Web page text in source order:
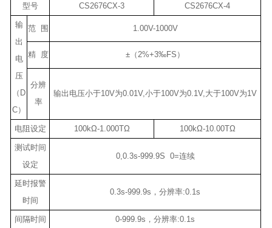
型号 CS2676CX-3 CS2676CX-4
输
出
电
压
（D
C）
范 围 1.00V-1000V
精 度 ±（2%+3‰FS）
分辨
率
输出电压小于10V为0.01V,小于100V为0.1V,大于100V为1V
电阻设定 100kΩ-1.000TΩ 100kΩ-10.00TΩ
测试时间
设定
0,0.3s-999.9S 0=连续
延时报警
时间
0.3s-999.9s，分辨率:0.1s
间隔时间 0-999.9s，分辨率:0.1s